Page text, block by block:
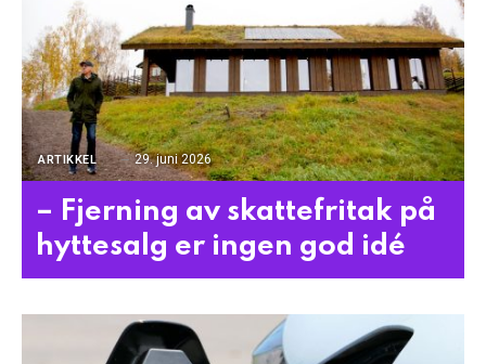
ARTIKKEL 29. juni 2026
– Fjerning av skattefritak på
hyttesalg er ingen god idé